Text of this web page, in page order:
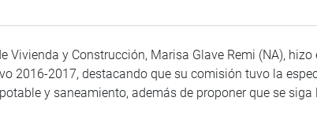
Vivienda y Construcción, Marisa Glave Remi (NA),
2016-2017, destacando que su comisión tuvo la
y saneamiento, además de proponer que se